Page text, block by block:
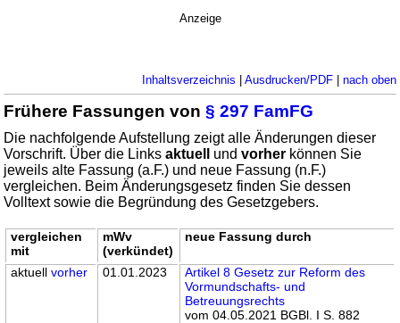
Anzeige
Inhaltsverzeichnis | Ausdrucken/PDF| nach oben
Frühere Fassungen von§ 297 FamFG
Die nachfolgende Aufstellung zeigt alle Änderungen dieser
Vorschrift. Über die Linksaktuell undvorher können Sie
jeweils alte Fassung (a.F.) und neue Fassung (n.F.)
vergleichen. Beim Änderungsgesetz finden Sie dessen
Volltext sowie die Begründung des Gesetzgebers.
vergleichen
mit
mWv
(verkündet)
neue Fassung durch
aktuellvorher 01.01.2023
Artikel 8 Gesetz zur Reform des
Vormundschafts- und
Betreuungsrechts
vom 04.05.2021 BGBl. I S. 882